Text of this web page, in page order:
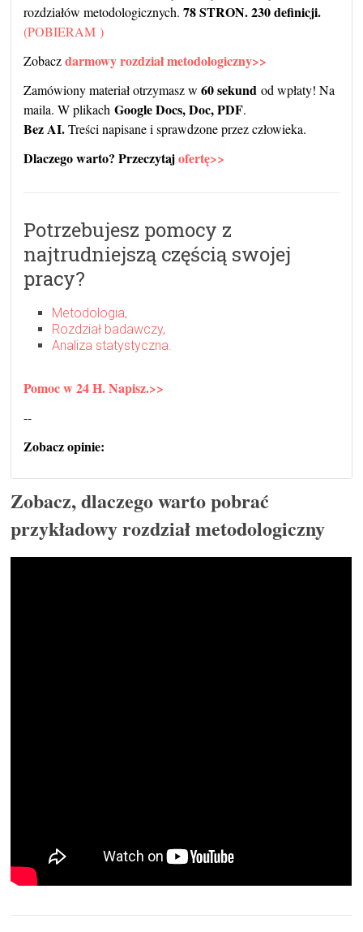
rozdziałów metodologicznych.78 STRON. 230 definicji.
(POBIERAM )
Zobaczdarmowy rozdział metodologiczny>>
Zamówiony materiał otrzymasz w60 sekund od wpłaty! Na
maila. W plikachGoogle Docs, Doc, PDF.
Bez AI.Treści napisane i sprawdzone przez człowieka.
Dlaczego warto? Przeczytajofertę>>
Potrzebujesz pomocy z
najtrudniejszą częścią swojej
pracy?
Metodologia,
Rozdział badawczy,
Analiza statystyczna.
Pomoc w 24 H. Napisz.>>
--
Zobacz opinie:
Zobacz, dlaczego warto pobrać
przykładowy rozdział metodologiczny